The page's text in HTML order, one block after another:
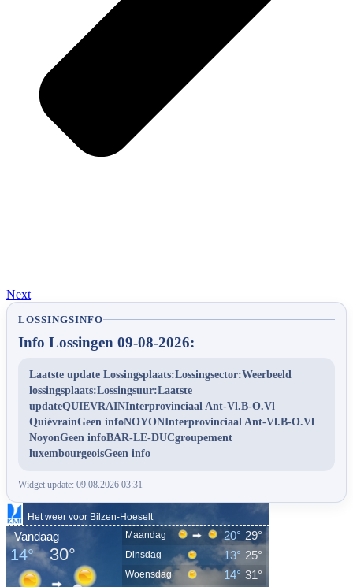
Next
LOSSINGSINFO
Info Lossingen 09-08-2026:
Laatste update Lossingsplaats:Lossingsector:Weerbeeld
lossingsplaats:Lossingsuur:Laatste
updateQUIEVRAINInterprovinciaal Ant-Vl.B-O.Vl
QuiévrainGeen infoNOYONInterprovinciaal Ant-Vl.B-O.Vl
NoyonGeen infoBAR-LE-DUCgroupement
luxembourgeoisGeen info
Widget update: 09.08.2026 03:31